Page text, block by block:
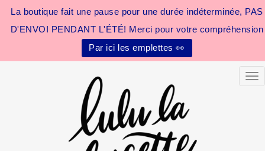
La boutique fait une pause pour une durée indéterminée, PAS
D'ENVOI PENDANT L'ÉTÉ! Merci pour votre compréhension
Par ici les emplettes 👀